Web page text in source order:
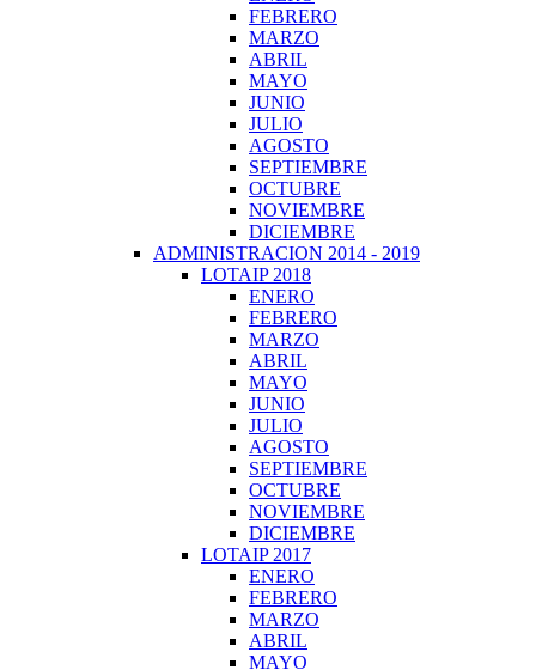
FEBRERO
MARZO
ABRIL
MAYO
JUNIO
JULIO
AGOSTO
SEPTIEMBRE
OCTUBRE
NOVIEMBRE
DICIEMBRE
ADMINISTRACION 2014 - 2019
LOTAIP 2018
ENERO
FEBRERO
MARZO
ABRIL
MAYO
JUNIO
JULIO
AGOSTO
SEPTIEMBRE
OCTUBRE
NOVIEMBRE
DICIEMBRE
LOTAIP 2017
ENERO
FEBRERO
MARZO
ABRIL
MAYO